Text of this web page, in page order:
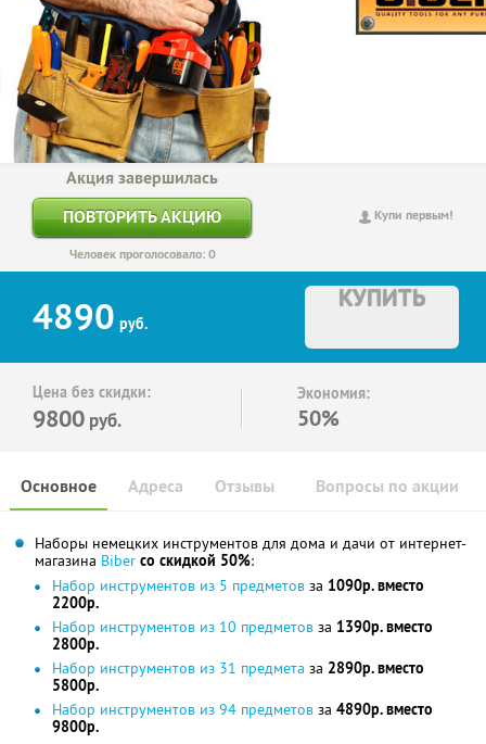
Купи первым!
Акция завершилась
ПОВТОРИТЬ АКЦИЮ
Человек проголосовало: 0
4890 руб.
КУПИТЬ
Цена без скидки:
9800 руб.
Экономия:
50%
Основное Отзывы Вопросы по акции
Адреса
Наборы немецких инструментов для дома и дачи от интернет-
магазина Biber со скидкой 50%:
Набор инструментов из 5 предметов за 1090р. вместо
2200р.
Набор инструментов из 10 предметов за 1390р. вместо
2800р.
Набор инструментов из 31 предмета за 2890р. вместо
5800р.
Набор инструментов из 94 предметов за 4890р. вместо
9800р.